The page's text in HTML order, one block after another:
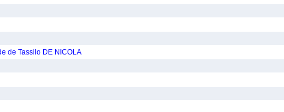
de Tassilo DE NICOLA